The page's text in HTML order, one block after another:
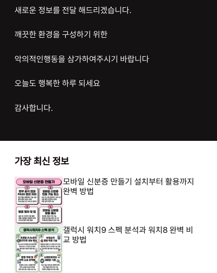
새로운 정보를 전달 해드리겠습니다.
깨끗한 환경을 구성하기 위한
악의적인행동을 삼가하여주시기 바랍니다
오늘도 행복한 하루 되세요
감사합니다.
가장 최신 정보
모바일 신분증 만들기 설치부터 활용까지
완벽 방법
갤럭시 워치9 스펙 분석과 워치8 완벽 비
교 방법